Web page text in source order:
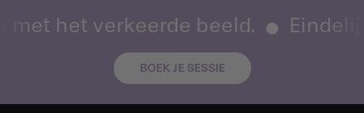
het verkeerde beeld.
Eindelijk
BOEK JE SESSIE